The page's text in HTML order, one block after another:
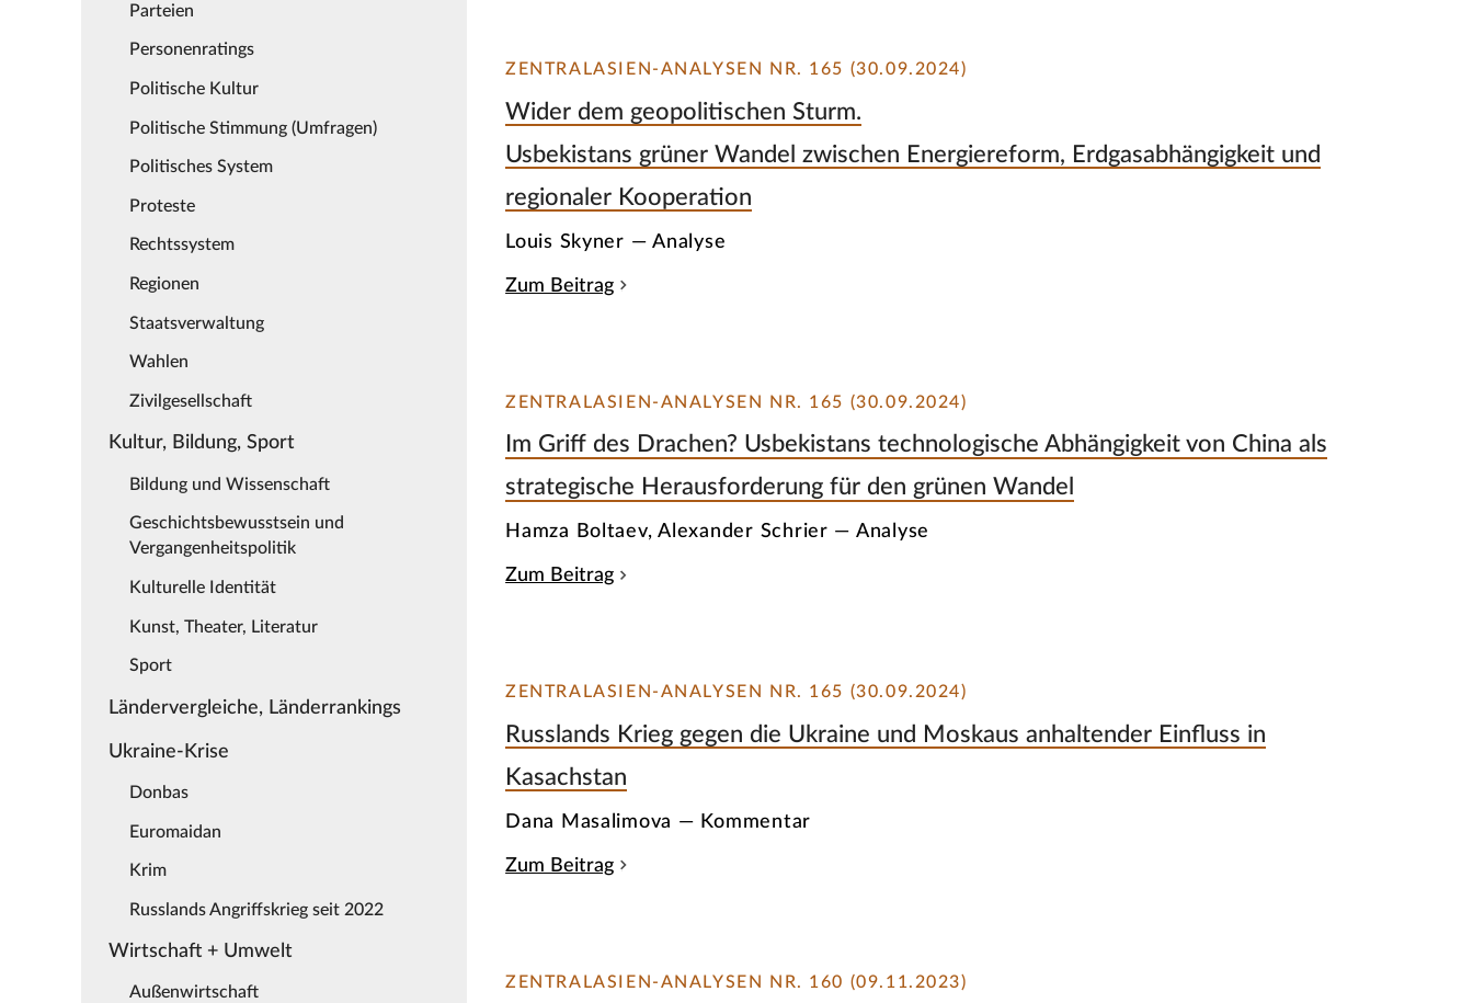
Parteien
Personenratings
Politische Kultur
Politische Stimmung (Umfragen)
Politisches System
Proteste
Rechtssystem
Regionen
Staatsverwaltung
Wahlen
Zivilgesellschaft
Kultur, Bildung, Sport
Bildung und Wissenschaft
Geschichtsbewusstsein und
Vergangenheitspolitik
Kulturelle Identität
Kunst, Theater, Literatur
Sport
Ländervergleiche, Länderrankings
Ukraine-Krise
Donbas
Euromaidan
Krim
Russlands Angriffskrieg seit 2022
Wirtschaft + Umwelt
Außenwirtschaft
ZENTRALASIEN-ANALYSEN NR. 165 (30.09.2024)
Wider dem geopolitischen Sturm.
Usbekistans grüner Wandel zwischen Energiereform, Erdgasabhängigkeit und
regionaler Kooperation
Louis Skyner — Analyse
Zum Beitrag
ZENTRALASIEN-ANALYSEN NR. 165 (30.09.2024)
Im Griff des Drachen? Usbekistans technologische Abhängigkeit von China als
strategische Herausforderung für den grünen Wandel
Hamza Boltaev, Alexander Schrier — Analyse
Zum Beitrag
ZENTRALASIEN-ANALYSEN NR. 165 (30.09.2024)
Russlands Krieg gegen die Ukraine und Moskaus anhaltender Einfluss in
Kasachstan
Dana Masalimova — Kommentar
Zum Beitrag
ZENTRALASIEN-ANALYSEN NR. 160 (09.11.2023)